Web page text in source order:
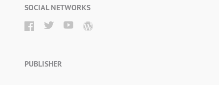
SOCIAL NETWORKS
PUBLISHER